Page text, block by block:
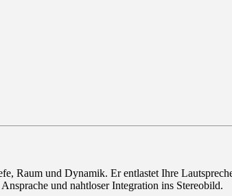
Raum und Dynamik. Er entlastet Ihre
und nahtloser Integration ins Stereobild.